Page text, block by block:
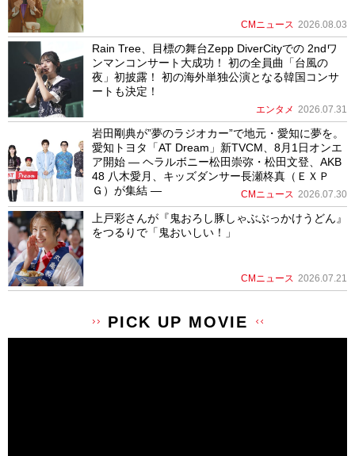
CMニュース 2026.08.03
Rain Tree、目標の舞台Zepp DiverCityでの 2ndワ
ンマンコンサート大成功！ 初の全員曲「台風の
夜」初披露！ 初の海外単独公演となる韓国コンサ
ートも決定！
エンタメ 2026.07.31
岩田剛典が”夢のラジオカー”で地元・愛知に夢を。
愛知トヨタ「AT Dream」新TVCM、8月1日オンエ
ア開始 ― ヘラルボニー松田崇弥・松田文登、AKB
48 八木愛月、キッズダンサー長瀬柊真（ＥＸＰ
Ｇ）が集結 ―
CMニュース 2026.07.30
上戸彩さんが『鬼おろし豚しゃぶぶっかけうどん』
をつるりで「鬼おいしい！」
CMニュース 2026.07.21
PICK UP MOVIE